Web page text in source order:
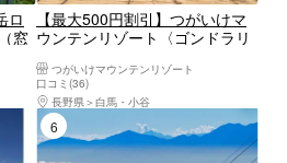
ロ
窓
湖・姫木平
【最大500円割引】つがいけマ
ウンテンリゾート〈ゴンドラリ
料〉つがいけマウンテンリゾート
口コミ(36)
長野県
白馬・小谷